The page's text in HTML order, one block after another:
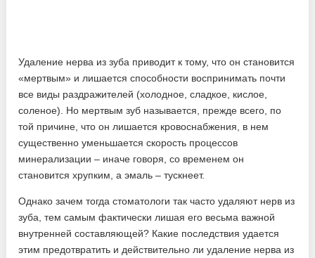
Удаление нерва из зуба приводит к тому, что он становится
«мертвым» и лишается способности воспринимать почти
все виды раздражителей (холодное, сладкое, кислое,
соленое). Но мертвым зуб называется, прежде всего, по
той причине, что он лишается кровоснабжения, в нем
существенно уменьшается скорость процессов
минерализации – иначе говоря, со временем он
становится хрупким, а эмаль – тускнеет.
Однако зачем тогда стоматологи так часто удаляют нерв из
зуба, тем самым фактически лишая его весьма важной
внутренней составляющей? Какие последствия удается
этим предотвратить и действительно ли удаление нерва из